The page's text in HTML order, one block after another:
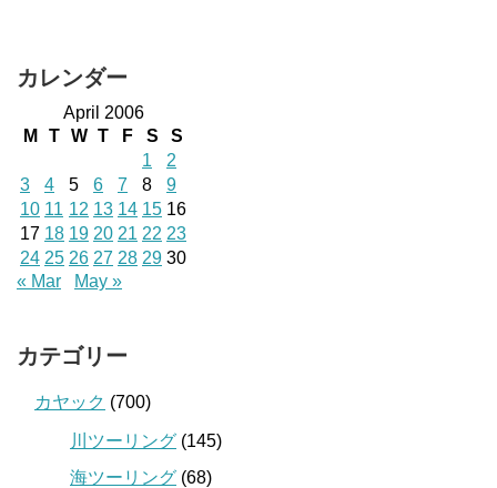
カレンダー
April 2006
M
T W T F S
S
1
2
3
4 5 6 7 8
9
10 11 12 13 14 15 16
17 18 19 20 21 22 23
24 25 26 27 28 29 30
« Mar
May »
カテゴリー
カヤック (700)
川ツーリング (145)
海ツーリング (68)